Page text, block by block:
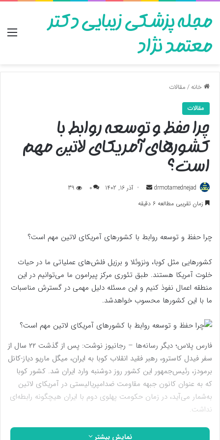
مجله پزشکی زیبایی دکتر
معتمد نژاد
خانه/مقالات
مقالات
چرا حفظ و توسعه روابط با
کشورهای آمریکای لاتین مهم
است؟
drmotamednejad
ارسال
به
آذر 16, 1402 0
39
زمان تقریبی مطالعه 6 دقیقه
چرا حفظ و توسعه روابط با کشورهای آمریکای لاتین مهم است؟
کشورهایی مثل کوبا، ونزوئلا و برزیل فلش‌های عملیاتی ما در حیات
خلوت آمریکا هستند. طبق تئوری مرکز پیرامون ما می‌توانیم در این
منطقه اعمال نفوذ کنیم و این مسئله دلیل مهمی در گسترش مناسبات
ما با این کشورها محسوب خواهدشد.
فارس پلاس؛ دیگر رسانه‌ها – رجانیوز نوشت: پس از گذشت ۲۲ سال از
سفر فیدل کاسترو، رهبر فقید انقلاب کوبا به ایران، میگل ماریو دیاز-کانل
برمودز، رئیس‌جمهور این کشور روز دوشنبه وارد ایران شد. کشور کوبا
که به عنوان کانون جبهه مقاومت ضدامپریالیستی در آمریکای لاتین
به‌شمار می‌آید، در زمان حکومت پهلوی دوم با ایران هیچگونه رابطه‌ای
نداشت.
آغاز روابط دو کشور به پیروزی انقلاب اسلامی در ایران گره خورد و پس
نمایش بیشتر